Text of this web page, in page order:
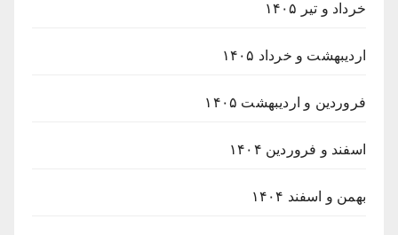
خرداد و تیر ۱۴۰۵
اردیبهشت و خرداد ۱۴۰۵
فروردین و اردیبهشت ۱۴۰۵
اسفند و فروردین ۱۴۰۴
بهمن و اسفند ۱۴۰۴